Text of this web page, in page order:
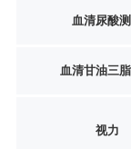
血清尿酸
血清甘油三
视力